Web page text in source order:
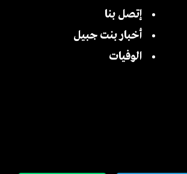
إتصل بنا
أخبار بنت جبيل
الوفيات